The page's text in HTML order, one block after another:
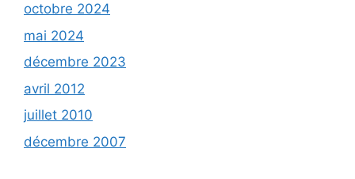
octobre 2024
mai 2024
décembre 2023
avril 2012
juillet 2010
décembre 2007